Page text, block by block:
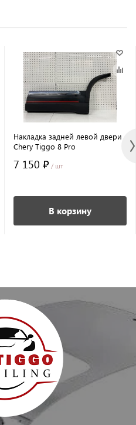
Накладка задней левой двери
Chery Tiggo 8 Pro
7 150 ₽ / шт
В корзину